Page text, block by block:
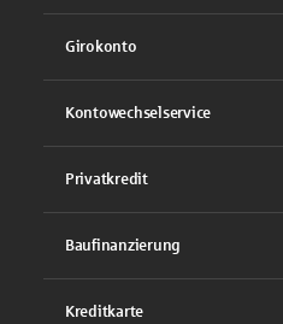
Girokonto
Kontowechselservice
Privatkredit
Baufinanzierung
Kreditkarte